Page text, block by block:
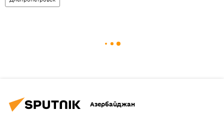
Азербайджан